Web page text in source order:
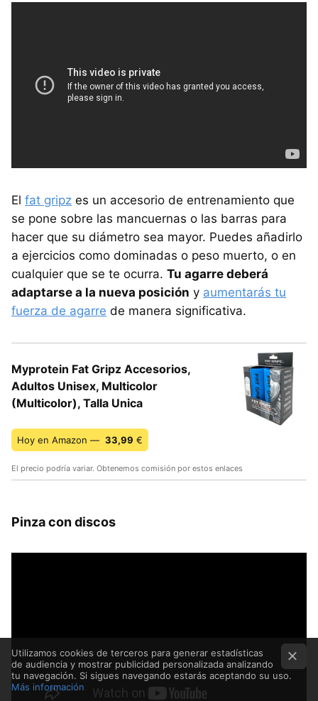
El fat gripz es un accesorio de entrenamiento que
se pone sobre las mancuernas o las barras para
hacer que su diámetro sea mayor. Puedes añadirlo
a ejercicios como dominadas o peso muerto, o en
cualquier que se te ocurra. Tu agarre deberá
adaptarse a la nueva posición y aumentarás tu
fuerza de agarre de manera significativa.
Myprotein Fat Gripz Accesorios,
Adultos Unisex, Multicolor
(Multicolor), Talla Unica
Hoy en Amazon — 33,99 €
El precio podría variar. Obtenemos comisión por estos enlaces
Pinza con discos
Utilizamos cookies de terceros para generar estadísticas
de audiencia y mostrar publicidad personalizada analizando
tu navegación. Si sigues navegando estarás aceptando su uso.
Más información